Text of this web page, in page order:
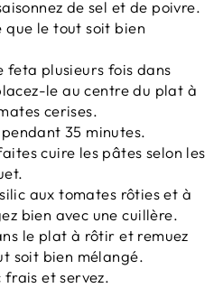
de sel et de poivre.
que le tout soit bien
feta plusieurs fois dans
le au centre du plat à
cerises.
35 minutes.
cuire les pâtes selon les
aux tomates rôties et à
bien avec une cuillère.
le plat à rôtir et remuez
soit bien mélangé.
frais et servez.